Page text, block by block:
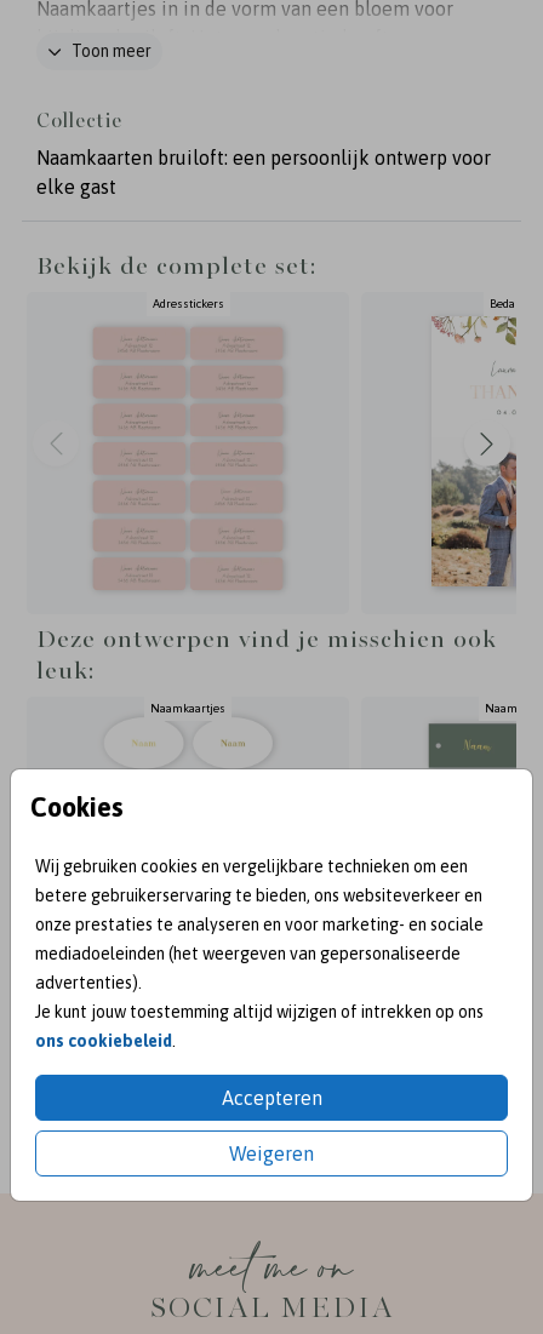
Cookies
Wij gebruiken cookies en vergelijkbare technieken om een
betere gebruikerservaring te bieden, ons websiteverkeer en
onze prestaties te analyseren en voor marketing- en sociale
mediadoeleinden (het weergeven van gepersonaliseerde
advertenties).
Je kunt jouw toestemming altijd wijzigen of intrekken op ons
ons cookiebeleid
Accepteren
Weigeren
Naamkaartjes in in de vorm van een bloem voor
Toon meer
Collectie
Naamkaarten bruiloft: een persoonlijk ontwerp voor
elke gast
Bekijk de complete set:
Adresstickers
Deze ontwerpen vind je misschien ook
leuk:
Naamkaartjes
BEKEND VAN:
meet me on
SOCIAL MEDIA